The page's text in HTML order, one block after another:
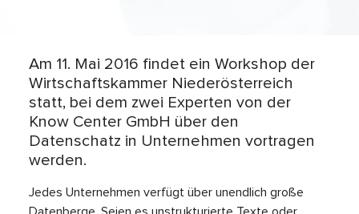
Am 11. Mai 2016 findet ein Workshop der
Wirtschaftskammer Niederösterreich
statt, bei dem zwei Experten von der
Know Center GmbH über den
Datenschatz in Unternehmen vortragen
werden.
Jedes Unternehmen verfügt über unendlich große